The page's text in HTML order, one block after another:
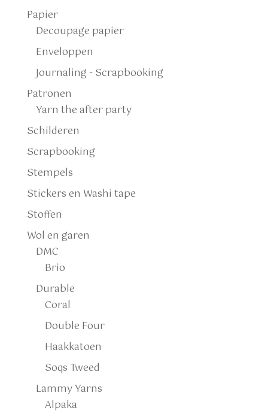
Papier
Decoupage papier
Enveloppen
Journaling - Scrapbooking
Patronen
Yarn the after party
Schilderen
Scrapbooking
Stempels
Stickers en Washi tape
Stoffen
Wol en garen
DMC
Brio
Durable
Coral
Double Four
Haakkatoen
Soqs Tweed
Lammy Yarns
Alpaka